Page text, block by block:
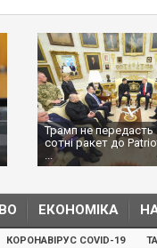
Трамп не передасть
сотні ракет до
...
ЕКОНОМІКА
КОРОНАВІРУС COVID-19